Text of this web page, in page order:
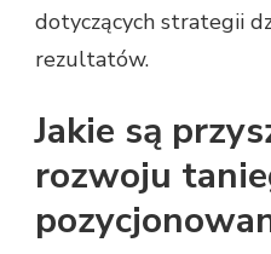
dotyczących strategii
rezultatów.
Jakie są
rozwoju